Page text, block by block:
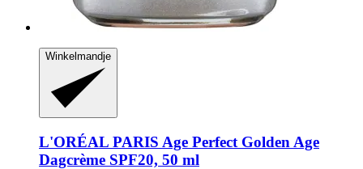
Winkelmandje
L'ORÉAL PARIS Age Perfect Golden Age
Dagcrème SPF20, 50 ml